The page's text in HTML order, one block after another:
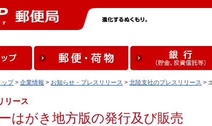
ップ> 企業情報 > お知らせ・プレスリリース > 北陸支社のプレスリリース >
リース
はがき地方版の発行及び販売